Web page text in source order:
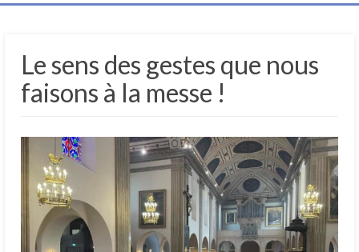
Le sens des gestes que nous
faisons à la messe !